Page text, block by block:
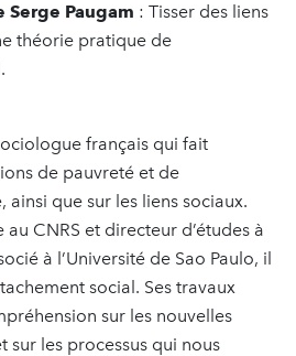
Serge Paugam : Tisser des liens
théorie pratique de
français qui fait
de pauvreté et de
que sur les liens sociaux.
CNRS et directeur d’études à
à l’Université de Sao Paulo, il
social. Ses travaux
sur les nouvelles
sur les processus qui nous